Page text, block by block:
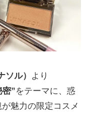
ソル）
より
密”をテーマに、惑
魅力の限定コスメ